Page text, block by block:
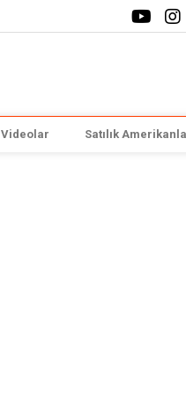
Videolar Satılık